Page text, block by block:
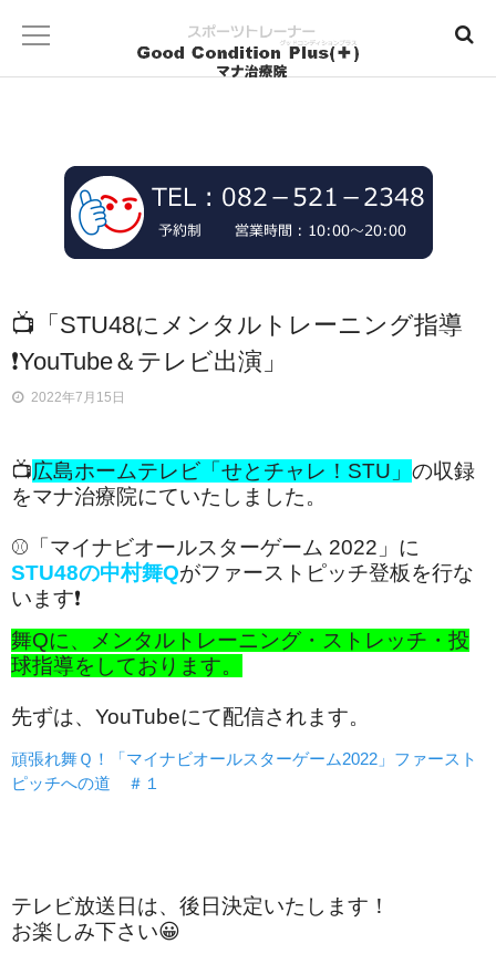
📺「STU48にメンタルトレーニング指導
❗YouTube＆テレビ出演」
2022年7月15日
📺広島ホームテレビ「せとチャレ！STU」 の収録
をマナ治療院にていたしました。
⚾「マイナビオールスターゲーム 2022」に
STU48の中村舞Qがファーストピッチ登板を行な
います❗
舞Qに、メンタルトレーニング・ストレッチ・投
球指導をしております。
先ずは、YouTubeにて配信されます。
頑張れ舞Ｑ！「マイナビオールスターゲーム2022」ファースト
ピッチへの道 ＃１
テレビ放送日は、後日決定いたします！
お楽しみ下さい😀